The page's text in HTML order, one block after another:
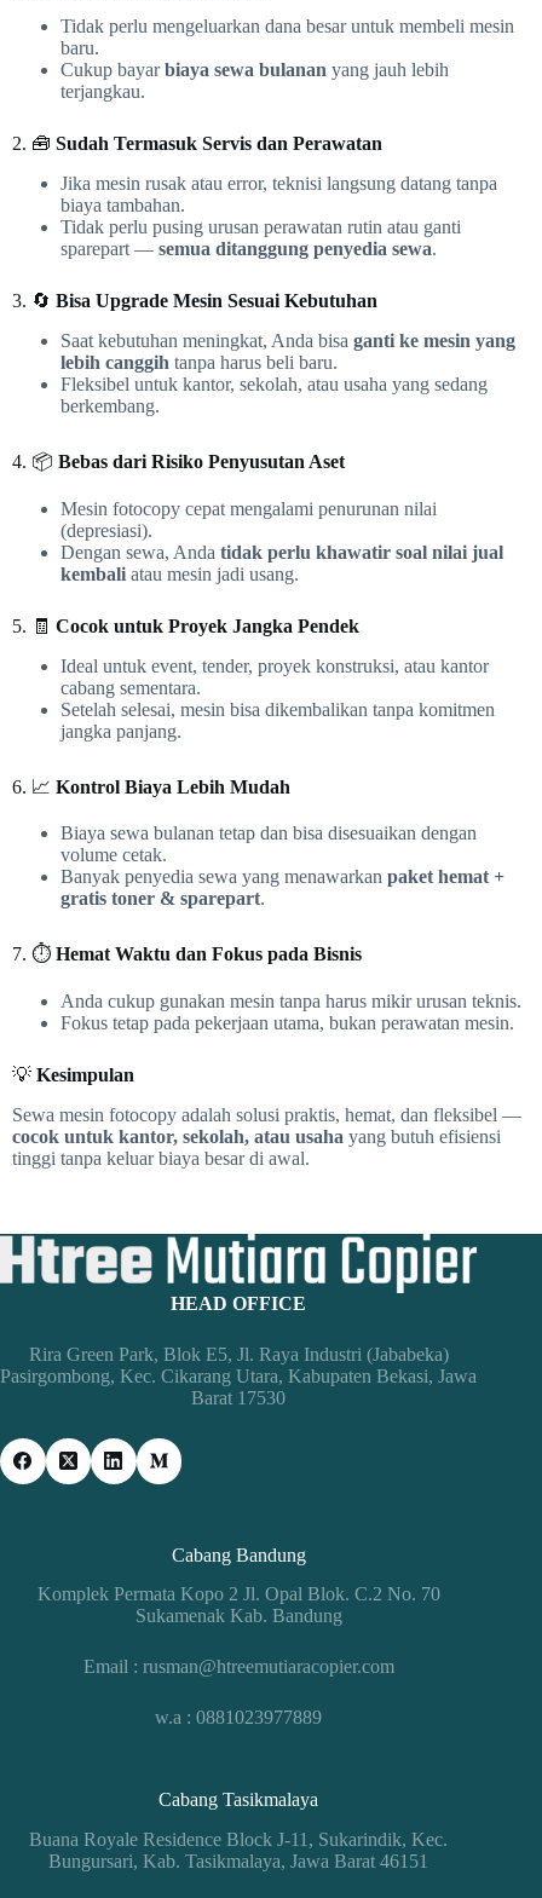
Tidak perlu mengeluarkan dana besar untuk membeli mesin
baru.
Cukup bayarbiaya sewa bulanan yang jauh lebih
terjangkau.
2. 🧰 Sudah Termasuk Servis dan Perawatan
Jika mesin rusak atau error, teknisi langsung datang tanpa
biaya tambahan.
Tidak perlu pusing urusan perawatan rutin atau ganti
sparepart — semua ditanggung penyedia sewa.
3. 🔄 Bisa Upgrade Mesin Sesuai Kebutuhan
Saat kebutuhan meningkat, Anda bisa ganti ke mesin yang
lebih canggih tanpa harus beli baru.
Fleksibel untuk kantor, sekolah, atau usaha yang sedang
berkembang.
4. 📦 Bebas dari Risiko Penyusutan Aset
Mesin fotocopy cepat mengalami penurunan nilai
(depresiasi).
Dengan sewa, Anda tidak perlu khawatir soal nilai jual
kembali atau mesin jadi usang.
5. 🧾 Cocok untuk Proyek Jangka Pendek
Ideal untuk event, tender, proyek konstruksi, atau kantor
cabang sementara.
Setelah selesai, mesin bisa dikembalikan tanpa komitmen
jangka panjang.
6. 📈 Kontrol Biaya Lebih Mudah
Biaya sewa bulanan tetap dan bisa disesuaikan dengan
volume cetak.
Banyak penyedia sewa yang menawarkan paket hemat +
gratis toner & sparepart.
7. ⏱️ Hemat Waktu dan Fokus pada Bisnis
Anda cukup gunakan mesin tanpa harus mikir urusan teknis.
Fokus tetap pada pekerjaan utama, bukan perawatan mesin.
💡 Kesimpulan
Sewa mesin fotocopy adalah solusi praktis, hemat, dan fleksibel —
cocok untuk kantor, sekolah, atau usaha yang butuh efisiensi
tinggi tanpa keluar biaya besar di awal.
HEAD OFFICE
Rira Green Park, Blok E5, Jl. Raya Industri (Jababeka)
Pasirgombong, Kec. Cikarang Utara, Kabupaten Bekasi, Jawa
Barat 17530
Cabang Bandung
Komplek Permata Kopo 2 Jl. Opal Blok. C.2 No. 70
Sukamenak Kab. Bandung
Email : rusman@htreemutiaracopier.com
w.a : 0881023977889
Cabang Tasikmalaya
Buana Royale Residence Block J-11, Sukarindik, Kec.
Bungursari, Kab. Tasikmalaya, Jawa Barat 46151